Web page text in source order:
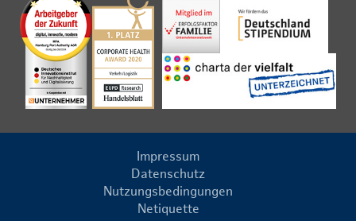
Impressum
Datenschutz
Nutzungsbedingungen
Netiquette